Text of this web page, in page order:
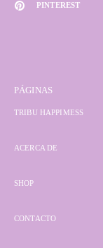
PINTEREST
PÁGINAS
TRIBU HAPPIMESS
ACERCA DE
SHOP
CONTACTO